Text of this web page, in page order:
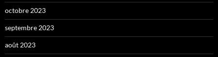
octobre 2023
septembre 2023
août 2023